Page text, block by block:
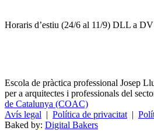
Horaris d’estiu (24/6 al 11/9) DLL a
Escola de pràctica professional Josep
per a arquitectes i professionals del
de Catalunya (COAC)
Avís legal | Política de privacitat |
Baked by: Digital Bakers